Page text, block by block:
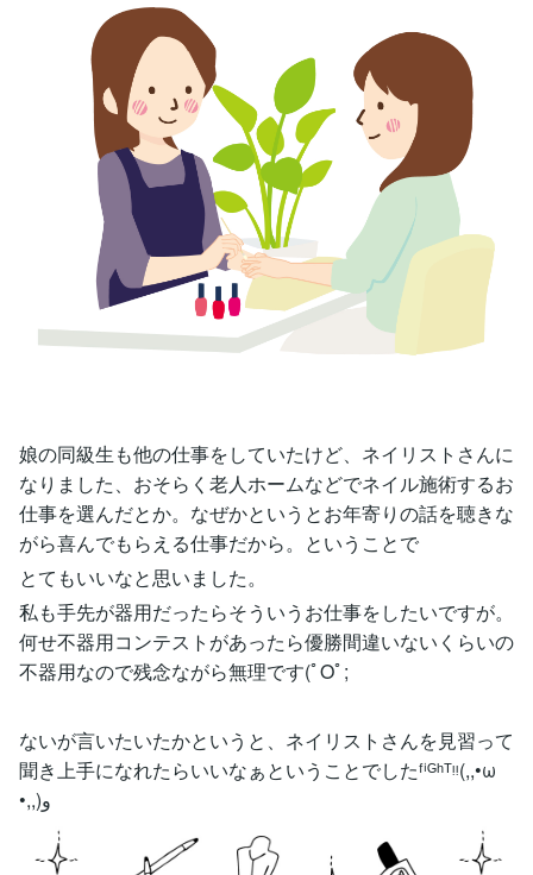
娘の同級生も他の仕事をしていたけど、ネイリストさんに
なりました、おそらく老人ホームなどでネイル施術するお
仕事を選んだとか。なぜかというとお年寄りの話を聴きな
がら喜んでもらえる仕事だから。ということで
とてもいいなと思いました。
私も手先が器用だったらそういうお仕事をしたいですが。
何せ不器用コンテストがあったら優勝間違いないくらいの
不器用なので残念ながら無理です(ﾟOﾟ;
ないが言いたいたかというと、ネイリストさんを見習って
聞き上手になれたらいいなぁということでしたᶠⁱᴳʰᵀᵎᵎ(,,•ω
•,,)و